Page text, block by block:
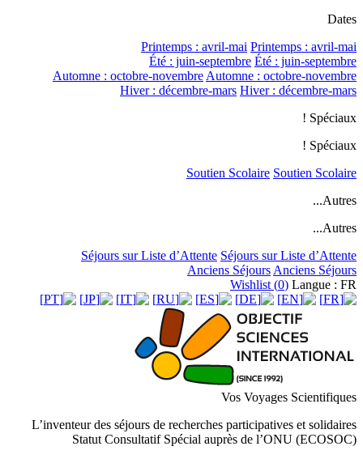
Dates
Printemps : avril-mai Printemps : avril-mai
Été : juin-septembre Été : juin-septembre
Automne : octobre-novembreAutomne : octobre-novembre
Hiver : décembre-mars Hiver : décembre-mars
Spéciaux !
Spéciaux !
Soutien Scolaire Soutien Scolaire
Autres...
Autres...
Séjours sur Liste d’Attente Séjours sur Liste d’Attente
Anciens SéjoursAnciens Séjours
Wishlist (0) Langue : FR
Vos Voyages Scientifiques
L’inventeur des séjours de recherches participatives et solidaires
Statut Consultatif Spécial auprès de l’ONU (ECOSOC)